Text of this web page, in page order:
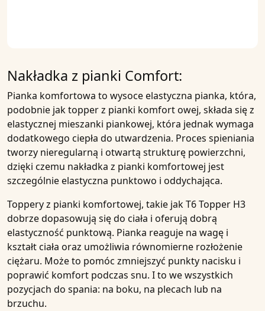
Nakładka z pianki Comfort:
Pianka komfortowa to wysoce elastyczna pianka, która,
podobnie jak topper z pianki komfortowej, składa się z
elastycznej mieszanki piankowej, która jednak wymaga
dodatkowego ciepła do utwardzenia. Proces spieniania
tworzy nieregularną i otwartą strukturę powierzchni,
dzięki czemu nakładka z pianki komfortowej jest
szczególnieelastyczna punktowo i oddychająca.
Topperyz pianki komfortowej, takie jakT6 Topper H3
dobrze dopasowują się do ciała i oferują dobrą
elastyczność punktową. Pianka reaguje na wagę i
kształt ciała oraz umożliwia równomierne rozłożenie
ciężaru. Może to pomóc zmniejszyć punkty nacisku i
poprawić komfort podczas snu. I to we wszystkich
pozycjach do spania: na boku, na plecach lub na
brzuchu.